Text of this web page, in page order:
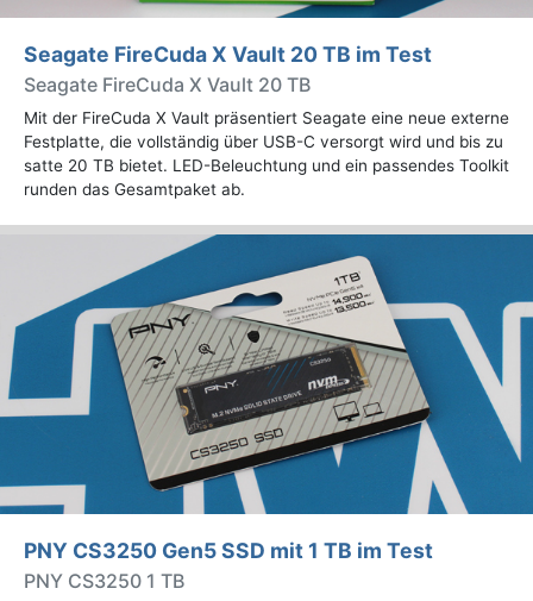
Seagate FireCuda X Vault 20 TB im Test
Seagate FireCuda X Vault 20 TB
Mit der FireCuda X Vault präsentiert Seagate eine neue externe
Festplatte, die vollständig über USB-C versorgt wird und bis zu
satte 20 TB bietet. LED-Beleuchtung und ein passendes Toolkit
runden das Gesamtpaket ab.
PNY CS3250 Gen5 SSD mit 1 TB im Test
PNY CS3250 1 TB